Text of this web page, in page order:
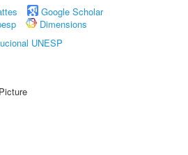
Google Scholar
Dimensions
UNESP